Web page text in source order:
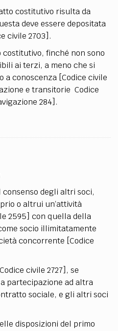
costitutivo risulta da
deve essere depositata
civile 2703].
costitutivo, finché non sono
ai terzi, a meno che si
a conoscenza [Codice civile
e transitorie Codice
284].
degli altri soci,
o altrui un’attività
2595] con quella della
socio illimitatamente
concorrente [Codice
civile 2727], se
partecipazione ad altra
sociale, e gli altri soci
disposizioni del primo